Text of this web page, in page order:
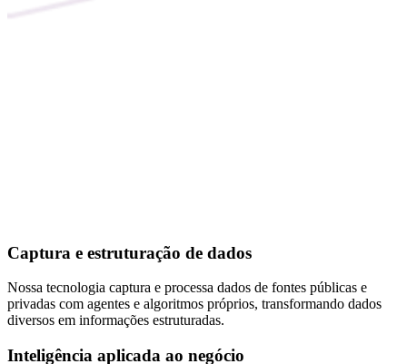
Captura e estruturação de dados
Nossa tecnologia captura e processa dados de fontes públicas e
diversos em informações estruturadas.